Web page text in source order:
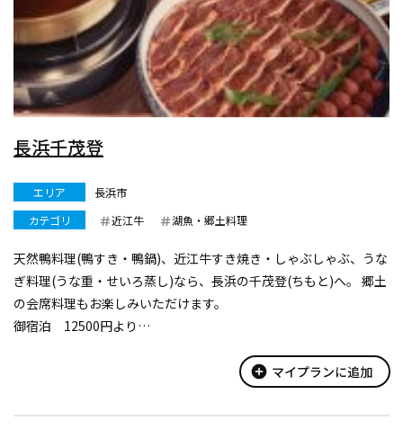
長浜千茂登
エリア
長浜市
カテゴリ
近江牛 湖魚・郷土料理
天然鴨料理(鴨すき・鴨鍋)、近江牛すき焼き・しゃぶしゃぶ、うな
ぎ料理(うな重・せいろ蒸し)なら、長浜の千茂登(ちもと)へ。 郷土
の会席料理もお楽しみいただけます。
御宿泊 12500円より
add_circle マイプランに追加